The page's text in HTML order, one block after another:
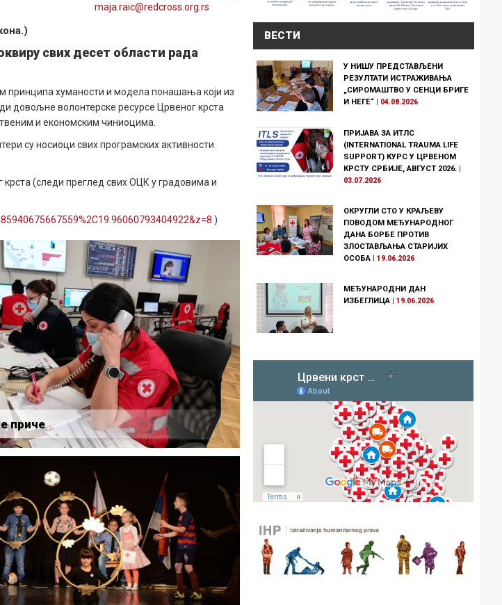
maja .raic@redcross .org .rs
свих десет области рада
хуманости и модела понашања који из
довољне волонтерске ресурсе Црвеног крста
и економским чиниоцима.
су носиоци свих програмских активности
(следи преглед свих ОЦК у градовима и
)
приче
ВЕСТИ
У НИШУ ПРЕДСТАВЉЕНИ
РЕЗУЛТАТИ ИСТРАЖИВАЊА
„СИРОМАШТВО У СЕНЦИ БРИГЕ
И НЕГЕ“
04.08.2026
ПРИЈАВА ЗА ИТЛС
(INTERNATIONAL TRAUMA LIFE
SUPPORT) КУРС У ЦРВЕНОМ
КРСТУ СРБИЈЕ, АВГУСТ 2026. |
03.07.2026
ОКРУГЛИ СТО У КРАЉЕВУ
ПОВОДОМ МЕЂУНАРОДНОГ
ДАНА БОРБЕ ПРОТИВ
ЗЛОСТАВЉАЊА СТАРИЈИХ
ОСОБА |19.06.2026
МЕЂУНАРОДНИ ДАН
ИЗБЕГЛИЦА |19.06.2026